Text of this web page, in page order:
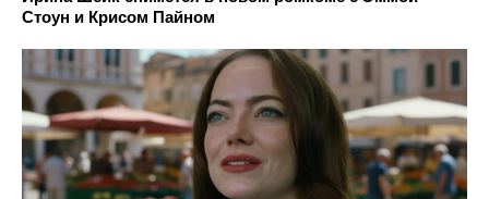
Стоун и Крисом Пайном